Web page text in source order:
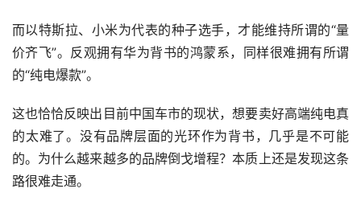
而以特斯拉、小米为代表的种子选手，才能维持所谓的“量
价齐飞”。反观拥有华为背书的鸿蒙系，同样很难拥有所谓
的“纯电爆款”。
这也恰恰反映出目前中国车市的现状，想要卖好高端纯电真
的太难了。没有品牌层面的光环作为背书，几乎是不可能
的。为什么越来越多的品牌倒戈增程？本质上还是发现这条
路很难走通。